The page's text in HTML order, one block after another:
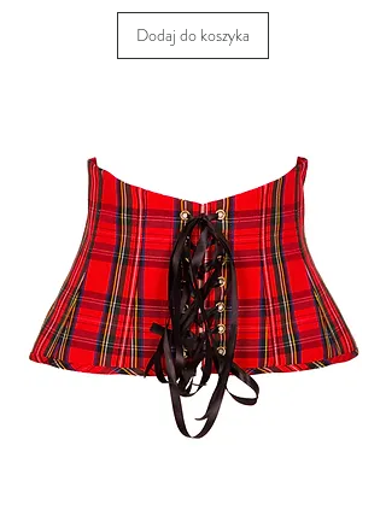
Dodaj do koszyka